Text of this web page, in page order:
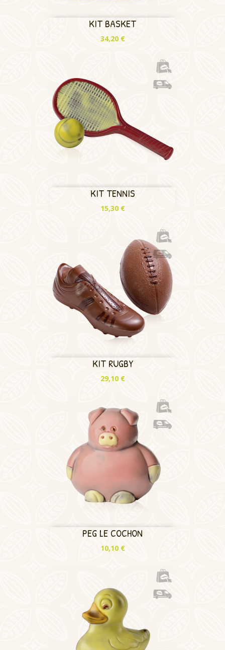
KIT BASKET
Prix
34,20 €
KIT TENNIS
Prix
15,30 €
KIT RUGBY
Prix
29,10 €
PEG LE COCHON
Prix
10,10 €